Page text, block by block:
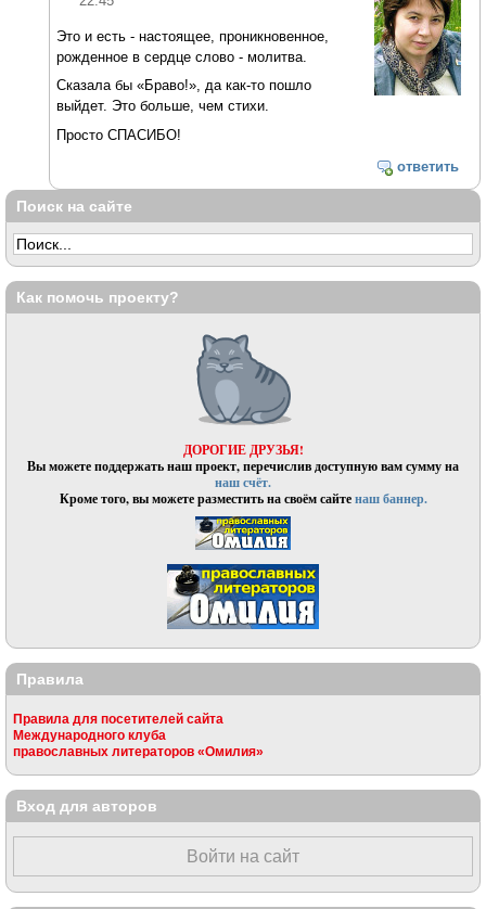
Это и есть - настоящее, проникновенное,
рожденное в сердце слово - молитва.
Сказала бы «Браво!», да как-то пошло
выйдет. Это больше, чем стихи.
Просто СПАСИБО!
ответить
Поиск на сайте
Как помочь проекту?
ДОРОГИЕ ДРУЗЬЯ!
Вы можете поддержать наш проект, перечислив доступную вам сумму на
наш счёт.
Кроме того, вы можете разместить на своём сайтенаш баннер.
Правила
Правила для посетителей сайта
Международного клуба
православных литераторов «Омилия»
Вход для авторов
Войти на сайт